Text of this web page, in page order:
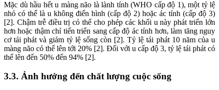
Mặc dù hầu hết u màng não là lành tính (WHO cấp độ 1), một tỷ lệ
nhỏ có thể là u không điển hình (cấp độ 2) hoặc ác tính (cấp độ 3)
[2]. Chậm trễ điều trị có thể cho phép các khối u này phát triển lớn
hơn hoặc thậm chí tiến triển sang cấp độ ác tính hơn, làm tăng nguy
cơ tái phát và giảm tỷ lệ sống còn [2]. Tỷ lệ tái phát 10 năm của u
màng não có thể lên tới 20% [2]. Đối với u cấp độ 3, tỷ lệ tái phát có
thể lên đến 50% đến 94% [2].
3.3. Ảnh hưởng đến chất lượng cuộc sống